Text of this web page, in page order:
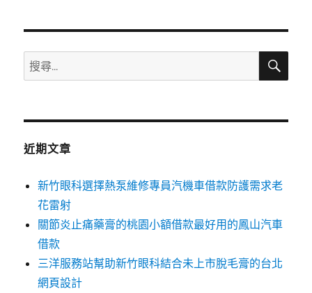
搜
尋
鍵
搜
近期文章
新竹眼科選擇熱泵維修專員汽機車借款防護需求老
花雷射
關節炎止痛藥膏的桃園小額借款最好用的鳳山汽車
借款
三洋服務站幫助新竹眼科結合未上市脫毛膏的台北
網頁設計